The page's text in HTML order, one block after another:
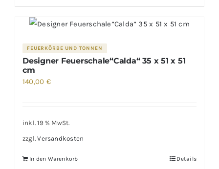
FEUERKÖRBE UND TONNEN
Designer Feuerschale“Calda“ 35 x 51 x 51
cm
140,00 €
inkl. 19 % MwSt.
zzgl.Versandkosten
In den Warenkorb Details